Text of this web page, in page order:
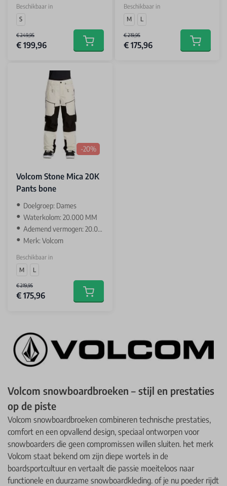
Beschikbaar in
S
€ 249,95
€ 199,96 Add to cart
Beschikbaar in
M
L
€ 219,95
€ 175,96 Add to
-20%
Volcom Stone Mica 20K
Pants bone
‌Doelgroep: Dames
Waterkolom: 20.000 MM
Ademend vermogen: 20.000 GR
Merk: Volcom
Beschikbaar in
M
L
€ 219,95
€ 175,96 Add to cart
Volcom snowboardbroeken – stijl en prestaties
op de piste
Volcom snowboardbroeken combineren technische prestaties,
comfort en een opvallend design, speciaal ontworpen voor
snowboarders die geen compromissen willen sluiten. het merk
Volcom staat bekend om zijn diepe wortels in de
boardsportcultuur en vertaalt die passie moeiteloos naar
functionele en duurzame snowboardkleding. of je nu poeder rijdt